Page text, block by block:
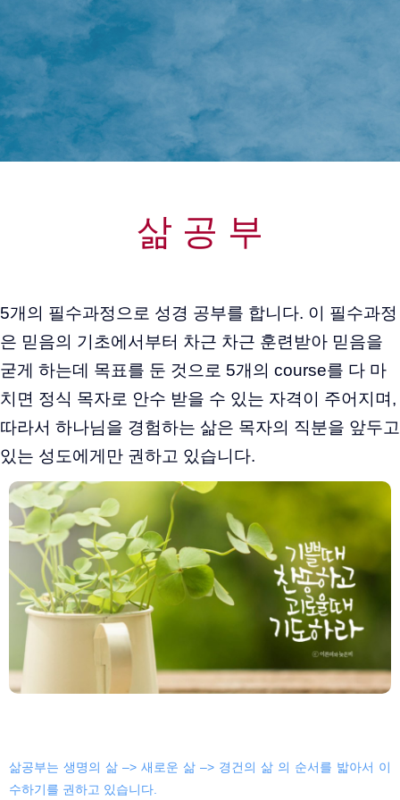
삶 공 부
5개의 필수과정으로 성경 공부를 합니다. 이 필수과정
은 믿음의 기초에서부터 차근 차근 훈련받아 믿음을
굳게 하는데 목표를 둔 것으로 5개의 course를 다 마
치면 정식 목자로 안수 받을 수 있는 자격이 주어지며,
따라서 하나님을 경험하는 삶은 목자의 직분을 앞두고
있는 성도에게만 권하고 있습니다.
삶공부는 생명의 삶 –> 새로운 삶 –> 경건의 삶 의 순서를 밟아서 이
수하기를 권하고 있습니다.​